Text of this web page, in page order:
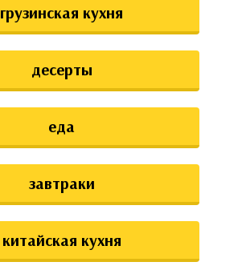
грузинская кухня
десерты
еда
завтраки
китайская кухня